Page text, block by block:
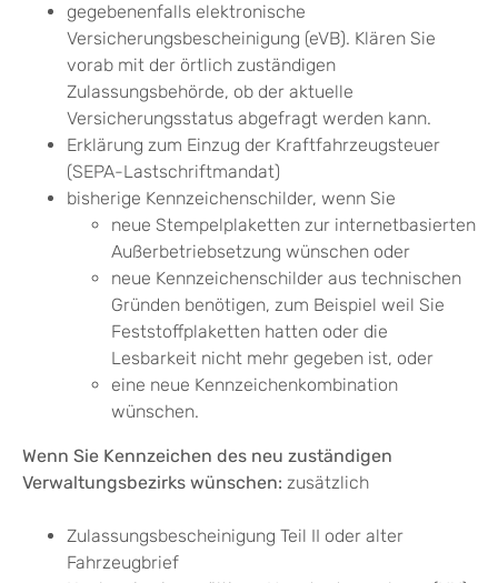
gegebenenfalls elektronische
Versicherungsbescheinigung (eVB). Klären Sie
vorab mit der örtlich zuständigen
Zulassungsbehörde, ob der aktuelle
Versicherungsstatus abgefragt werden kann.
Erklärung zum Einzug der Kraftfahrzeugsteuer
(SEPA-Lastschriftmandat)
bisherige Kennzeichenschilder, wenn Sie
neue Stempelplaketten zur internetbasierten
Außerbetriebsetzung wünschen oder
neue Kennzeichenschilder aus technischen
Gründen benötigen, zum Beispiel weil Sie
Feststoffplaketten hatten oder die
Lesbarkeit nicht mehr gegeben ist, oder
eine neue Kennzeichenkombination
wünschen.
Wenn Sie Kennzeichen des neu zuständigen
Verwaltungsbezirks wünschen: zusätzlich
Zulassungsbescheinigung Teil II oder alter
Fahrzeugbrief